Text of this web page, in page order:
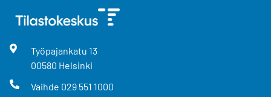
Työpajankatu 13
00580 Helsinki
Vaihde 029 551 1000